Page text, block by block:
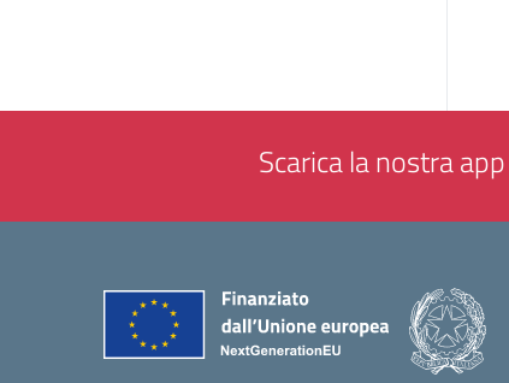
Scarica la nostra